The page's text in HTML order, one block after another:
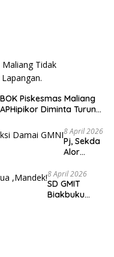
Piskesmas Maliang
Diminta Turun
8 April 2026
Pj, Sekda
Alor
Kabur,Sa
at aksi
Damai
8 April 2026
SD GMIT
Biakbuku